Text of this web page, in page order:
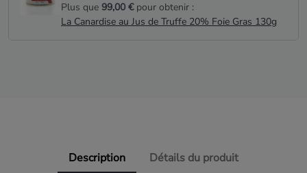
Plus que 99,00 €pour obtenir :
La Canardise au Jus de Truffe 20% Foie Gras 130g
Description
Détails du produit